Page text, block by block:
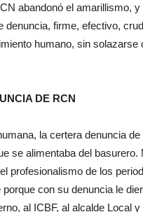
abandonó el amarillismo,
denuncia, firme, efectivo,
humano, sin solazarse
DE RCN
la certera denuncia de
se alimentaba del basurero.
profesionalismo de los
con su denuncia le
al ICBF, al alcalde Local y